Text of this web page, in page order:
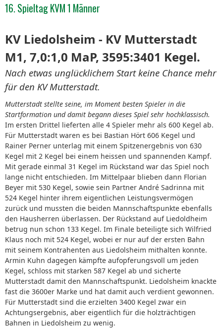
16. Spieltag KVM 1 Männer
KV Liedolsheim - KV Mutterstadt
M1, 7,0:1,0 MaP, 3595:3401 Kegel.
Nach etwas unglücklichem Start keine Chance mehr
für den KV Mutterstadt.
Mutterstadt stellte seine, im Moment besten Spieler in die
Startformation und damit begann dieses Spiel sehr hochklassisch.
Im ersten Drittel lieferten alle 4 Spieler mehr als 600 Kegel ab.
Für Mutterstadt waren es bei Bastian Hört 606 Kegel und
Rainer Perner unterlag mit einem Spitzenergebnis von 630
Kegel mit 2 Kegel bei einem heissen und spannenden Kampf.
Mit gerade einmal 31 Kegel im Rückstand war das Spiel noch
lange nicht entschieden. Im Mittelpaar blieben dann Florian
Beyer mit 530 Kegel, sowie sein Partner André Sadrinna mit
524 Kegel hinter ihrem eigentlichen Leistungsvermögen
zurück und mussten die beiden Mannschaftspunkte ebenfalls
den Hausherren überlassen. Der Rückstand auf Liedoldheim
betrug nun schon 133 Kegel. Im Finale beteiligte sich Wilfried
Klaus noch mit 524 Kegel, wobei er nur auf der ersten Bahn
mit seinem Kontrahenten aus Liedolsheim mithalten konnte.
Armin Kuhn dagegen kämpfte aufopferungsvoll um jeden
Kegel, schloss mit starken 587 Kegel ab und sicherte
Mutterstadt damit den Mannschaftspunkt. Liedolsheim knackte
fast die 3600er Marke und hat damit auch verdient gewonnen.
Für Mutterstadt sind die erzielten 3400 Kegel zwar ein
Achtungsergebnis, aber eigentlich für die holzträchtigen
Bahnen in Liedolsheim zu wenig.